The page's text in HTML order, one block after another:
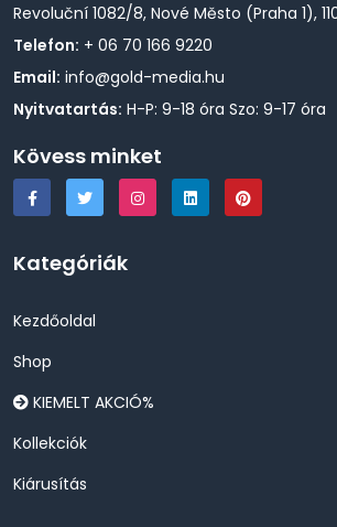
Revoluční 1082/8, Nové Město (Praha 1),
Telefon: + 06 70 166 9220
Email: info@gold-media.hu
Nyitvatartás: H-P: 9-18 óra Szo: 9-17 óra
Kövess minket
Kategóriák
Kezdőoldal
Shop
KIEMELT AKCIÓ%
Kollekciók
Kiárusítás